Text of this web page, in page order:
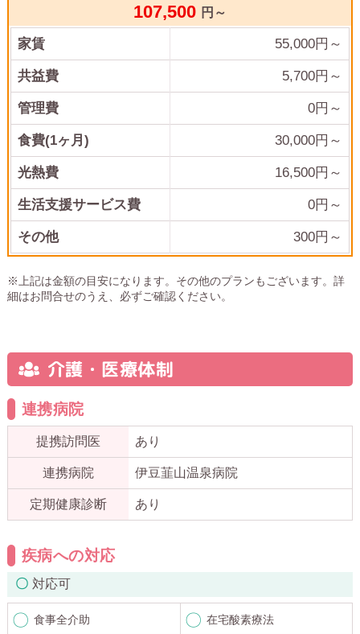
107,500 円～
家賃 55,000円～
共益費 5,700円～
管理費 0円～
食費(1ヶ月) 30,000円～
光熱費 16,500円～
生活支援サービス費 0円～
その他 300円～
※上記は金額の目安になります。その他のプランもございます。詳
細はお問合せのうえ、必ずご確認ください。
介護・医療体制
連携病院
提携訪問医 あり
連携病院 伊豆韮山温泉病院
定期健康診断 あり
疾病への対応
対応可
食事全介助 在宅酸素療法